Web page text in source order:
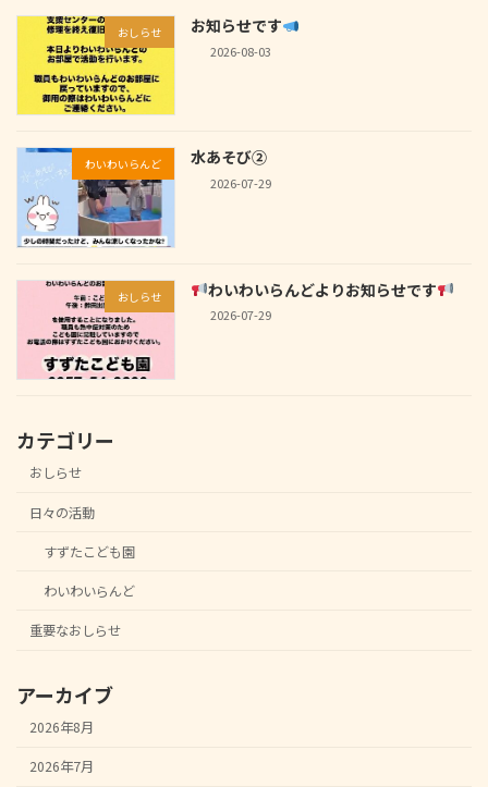
おしらせ お知らせです
2026-08-03
わいわいらんど 水あそび②
2026-07-29
おしらせ わいわいらんどよりお知らせです
2026-07-29
カテゴリー
おしらせ
日々の活動
すずたこども園
わいわいらんど
重要なおしらせ
アーカイブ
2026年8月
2026年7月